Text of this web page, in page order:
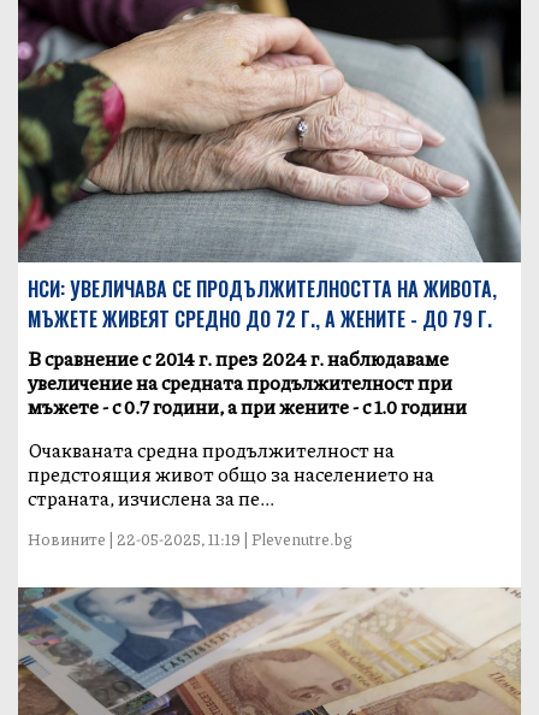
НСИ: УВЕЛИЧАВА СЕ ПРОДЪЛЖИТЕЛНОСТТА НА ЖИВОТА,
МЪЖЕТЕ ЖИВЕЯТ СРЕДНО ДО 72 Г., А ЖЕНИТЕ - ДО 79 Г.
В сравнение с 2014 г. през 2024 г. наблюдаваме
увеличение на средната продължителност при
мъжете - с 0.7 години, а при жените - с 1.0 години
Очакваната средна продължителност на
предстоящия живот общо за населението на
страната, изчислена за пе...
Новините | 22-05-2025, 11:19 | Plevenutre.bg